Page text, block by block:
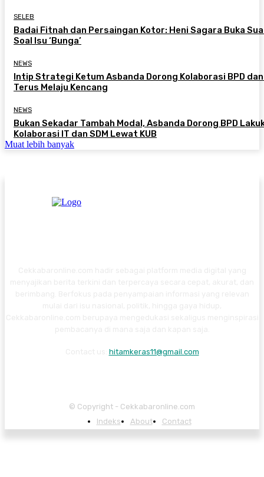
SELEB
Badai Fitnah dan Persaingan Kotor: Heni Sagara Buka
Soal Isu ‘Bunga’
NEWS
Intip Strategi Ketum Asbanda Dorong Kolaborasi BPD dan
Terus Melaju Kencang
NEWS
Bukan Sekadar Tambah Modal, Asbanda Dorong BPD
Kolaborasi IT dan SDM Lewat KUB
Muat lebih banyak
hitamkeras11@gmail.com
© Copyright - Cekkabaronline.com
Indeks
About Contact